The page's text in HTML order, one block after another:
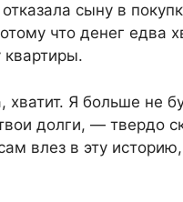
сыну в
что денег едва
квартиры.
Я больше не
долги, — твердо
влез в эту